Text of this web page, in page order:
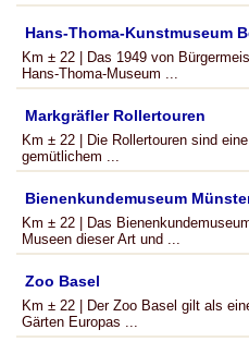
Hans-Thoma-Kunstmuseum
Km ± 22 | Das 1949 von
Hans-Thoma-Museum ...
Markgräfler Rollertouren
Km ± 22 | Die Rollertouren sind
gemütlichem ...
Bienenkundemuseum
Km ± 22 | Das
Museen dieser Art und ...
Zoo Basel
Km ± 22 | Der Zoo Basel gilt als
Gärten Europas ...